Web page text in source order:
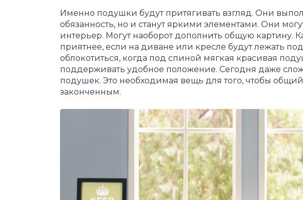
Именно подушки будут притягивать взгляд. Они
обязанность, но и станут яркими элементами. Они
интерьер. Могут наоборот дополнить общую картину.
приятнее, если на диване или кресле будут лежать
облокотиться, когда под спиной мягкая красивая
поддерживать удобное положение. Сегодня даже
подушек. Это необходимая вещь для того, чтобы
законченным.